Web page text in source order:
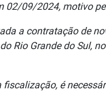
02/09/2024, motivo
a contratação de
Rio Grande do Sul,
é